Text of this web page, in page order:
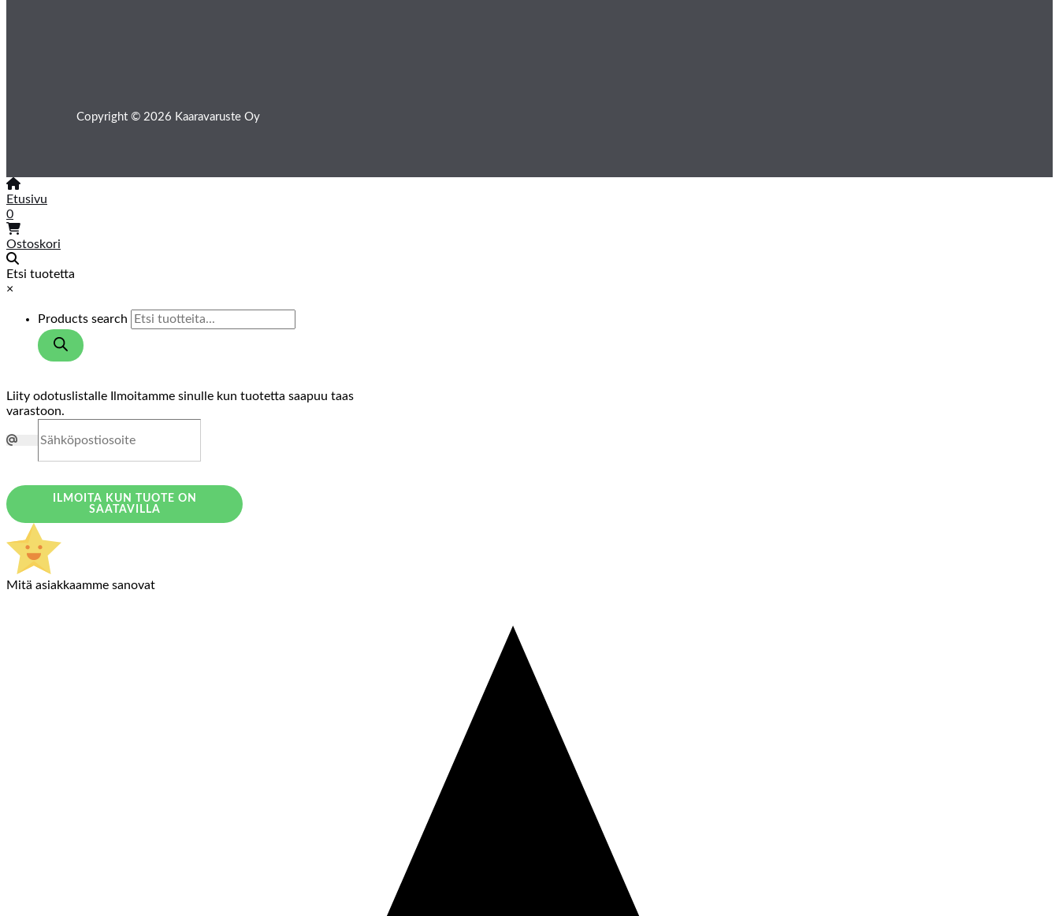
Copyright © 2026 Kaaravaruste Oy
Etusivu
0
Ostoskori
Etsi tuotetta
×
Products search
Liity odotuslistalle
Ilmoitamme sinulle kun tuotetta saapuu taas
varastoon.
ILMOITA KUN TUOTE ON
SAATAVILLA
Mitä asiakkaamme sanovat